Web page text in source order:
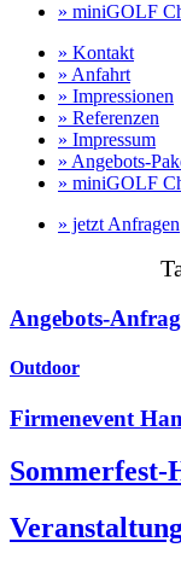
» miniGOLF
» Kontakt
» Anfahrt
» Impressionen
» Referenzen
» Impressum
» Angebots-
» miniGOLF
» jetzt Anfragen
Angebots-
Outdoor
Firmenevent
Sommerfest-